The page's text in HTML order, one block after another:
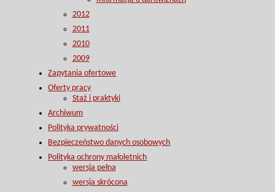
2012
2011
2010
2009
Zapytania ofertowe
Oferty pracy
Staż i praktyki
Archiwum
Polityka prywatności
Bezpieczeństwo danych osobowych
Polityka ochrony małoletnich
wersja pełna
wersja skrócona